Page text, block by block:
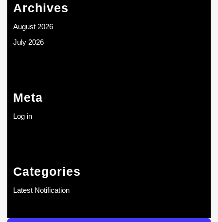
Archives
August 2026
July 2026
Meta
Log in
Categories
Latest Notification